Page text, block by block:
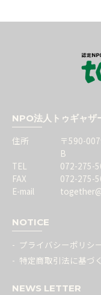
NPO法人トゥギャザ
住所
〒590-
B
TEL
072-275-
FAX
072-275-
E-mail
NOTICE
プライバシーポリシ
特定商取引法に基づ
NEWS LETTER